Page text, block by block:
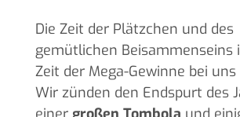
Die Zeit der Plätzchen und des
gemütlichen Beisammenseins
Zeit der Mega-Gewinne bei uns
Wir zünden den Endspurt des